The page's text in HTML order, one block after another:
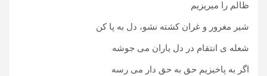
ظالم را میریزیم
شیر مغرور و غران کشته نشو، دل به پا کن
شعله ی انتقام در دل یاران می جوشه
اگر به پاخیزیم حق به حق دار می رسه